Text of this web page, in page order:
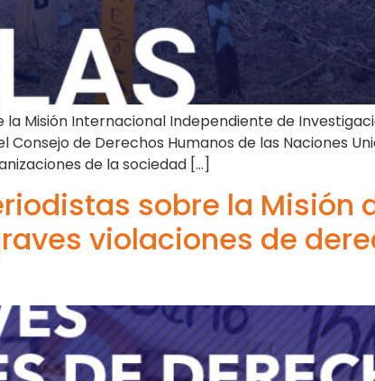
Misión Internacional Independiente de
de Derechos Humanos de las Naciones
de la sociedad […]
sobre la Misión
violaciones de